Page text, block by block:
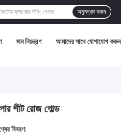
অনুসন্ধান করুন
মান নিয়ন্ত্রণ আমাদের সাথে যোগাযোগ করুন
শীট রোজ গোল্ড
বিবরণ: